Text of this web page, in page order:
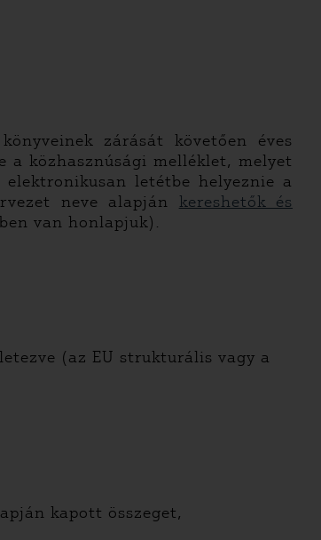
zárását követően éves
a közhasznúsági melléklet, melyet
letétbe helyeznie a
neve alapján kereshetők és
van honlapjuk).
(az EU strukturális vagy a
kapott összeget,